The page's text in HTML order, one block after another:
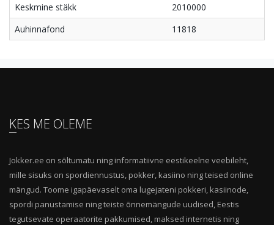
Keskmine stäkk
2010000
Auhinnafond
11818
KES ME OLEME
Jokker.ee on sõltumatu ning informatiivne eestikeelne veebileht,
mille sisuks on spordiennustus, pokker, kasiino ning teised online
mängud. Toome igapäevaselt oma lugejateni pokkeri, kasiinode,
spordi panustamise ning teiste õnnemängude uudised, Eestis
tegutsevate operaatorite pakkumised, maksed internetis ning